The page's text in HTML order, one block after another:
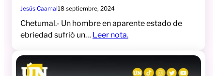
Jesús Caamal18 septiembre, 2024
Chetumal.- Un hombre en aparente estado de
ebriedad sufrió un… Leer nota.